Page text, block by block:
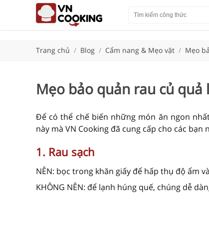
Trang chủ / Blog / Cẩm nang & Mẹo vặt / Mẹo
Mẹo bảo quản rau củ
Để có thể chế biến những món ăn ngon
này mà VN Cooking đã cung cấp cho các bạn
1. Rau sạch
NÊN: bọc trong khăn giấy để hấp thụ độ ẩm
KHÔNG NÊN: để lạnh húng quế, chúng dễ